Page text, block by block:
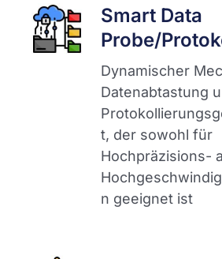
Smart Data
Probe/
Dynamischer
Datenabtastung
t, der sowohl für
Hochpräzisions-
n geeignet ist